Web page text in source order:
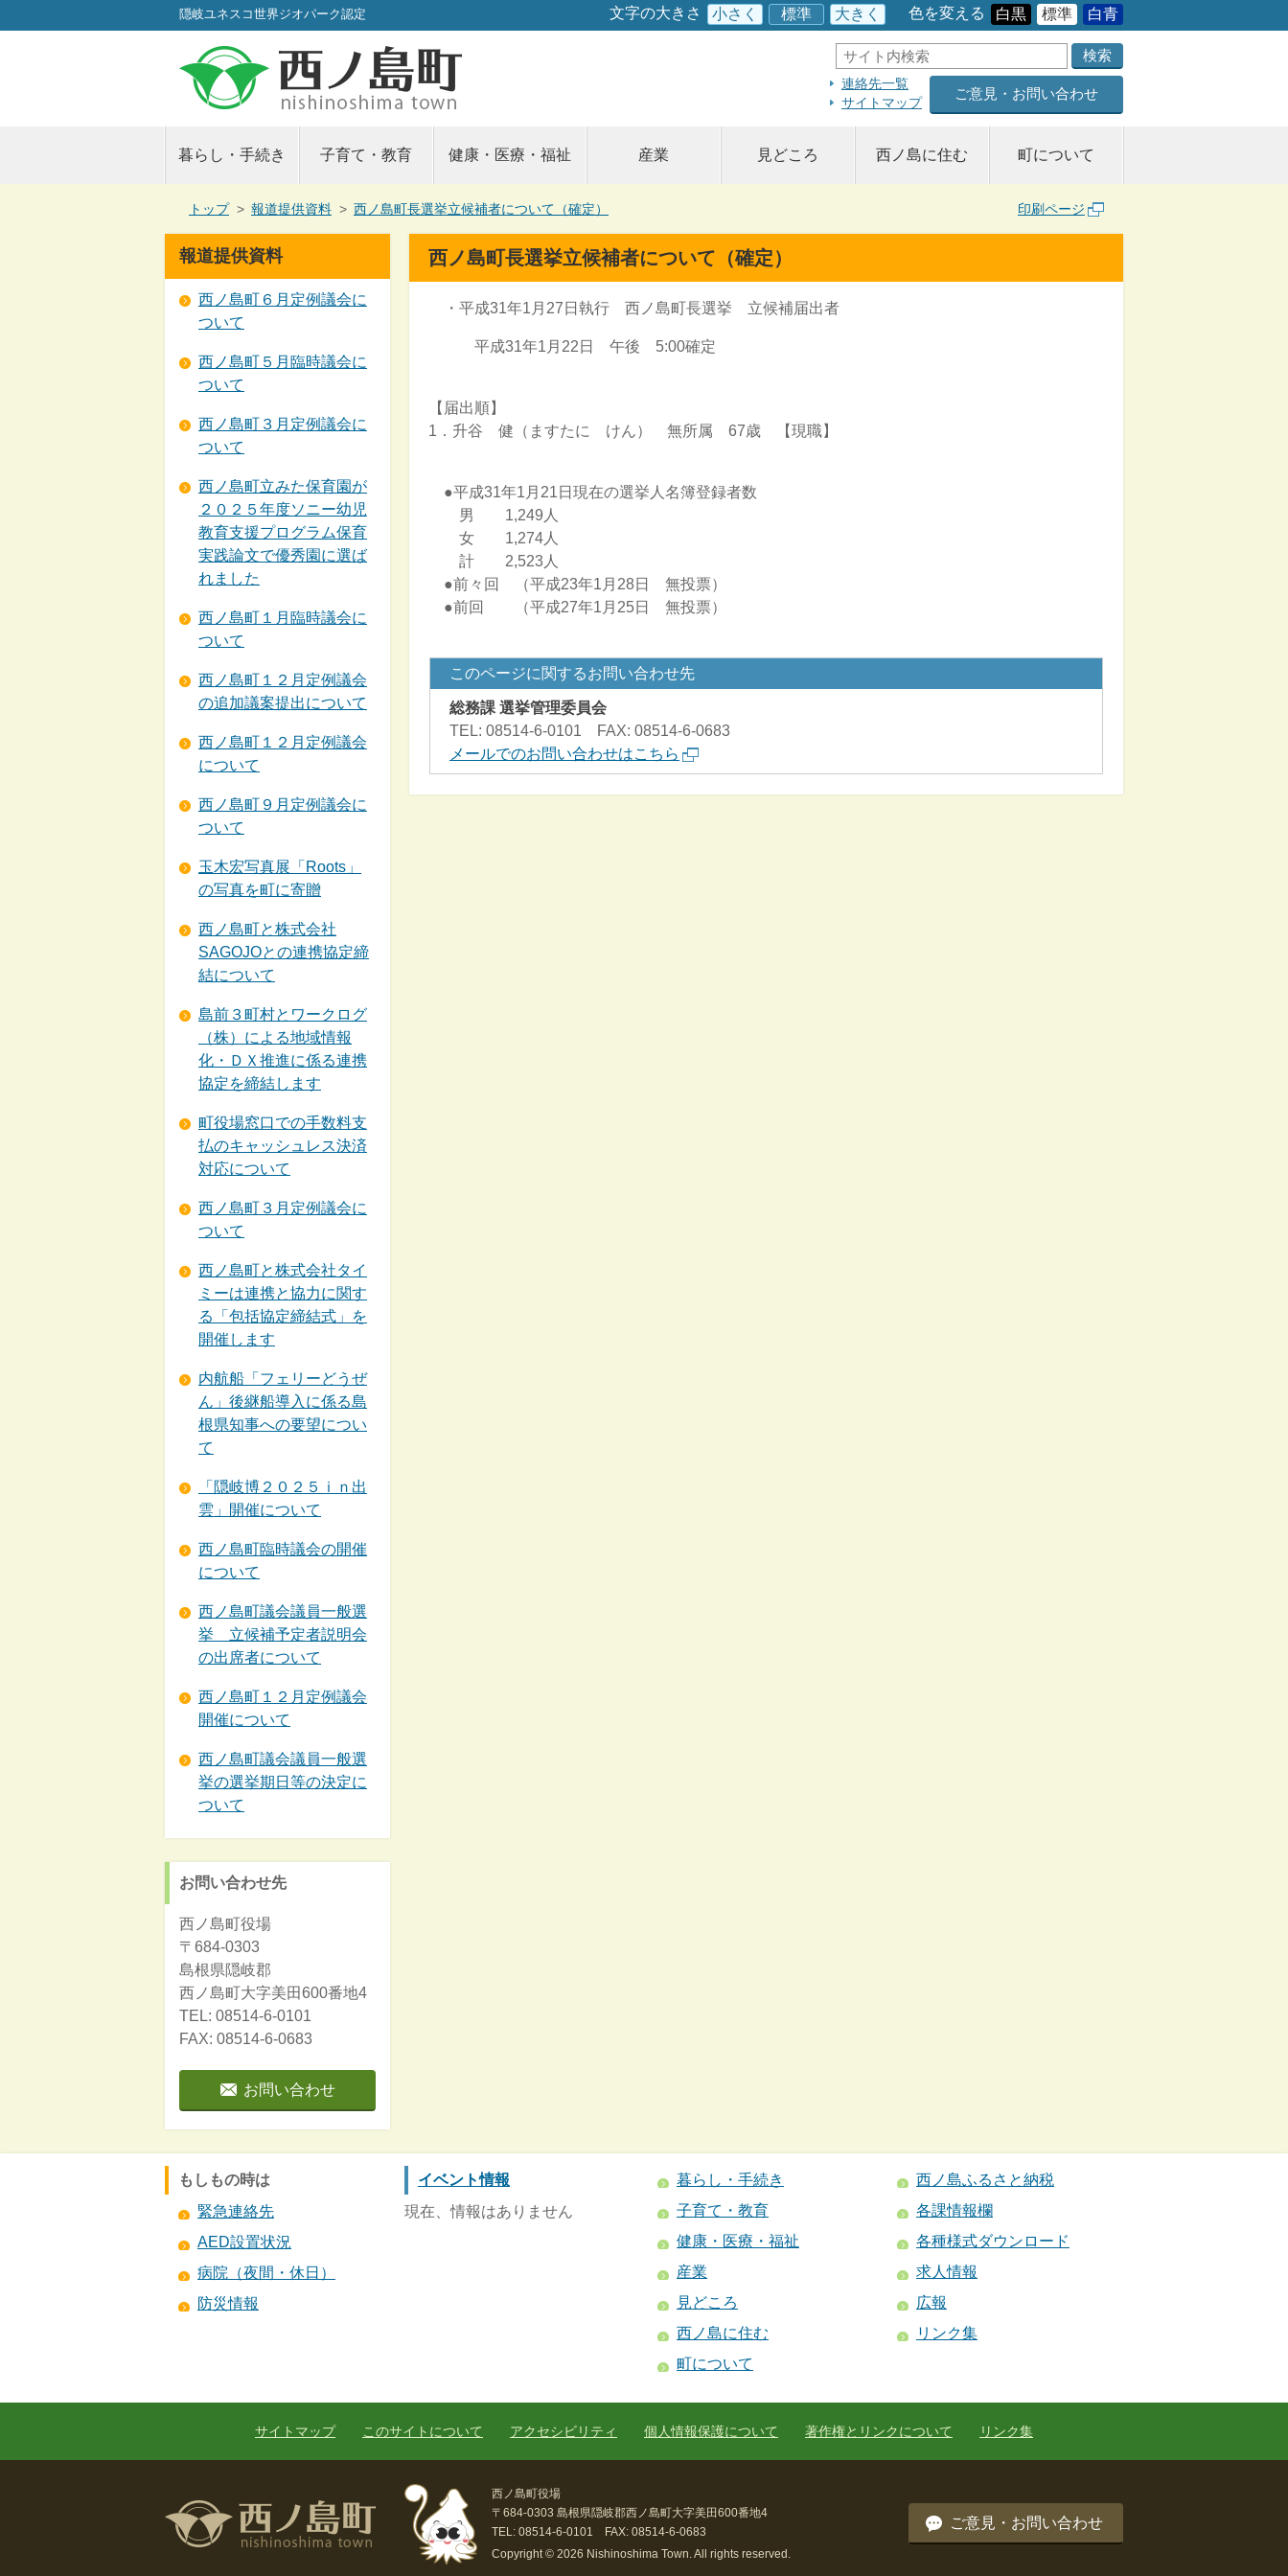
このページの本文へ
隠岐ユネスコ世界ジオパーク認定 文字の大きさ 小さく 標準 大きく 色を変える 白黒 標準 白青
サ
イ
ト
内
検
連絡先一覧
サイトマップ
ご意見・お問い合わせ
暮らし・手続き 子育て・教育 健康・医療・福祉 産業 見どころ 西ノ島に住む 町について
現
の
位
置：
トップ > 報道提供資料 > 西ノ島町長選挙立候補者について（確定） 印刷ページ
西ノ島町長選挙立候補者について（確定）
・平成31年1月27日執行 西ノ島町長選挙 立候補届出者
平成31年1月22日 午後 5:00確定
【届出順】
1．升谷 健（ますたに けん） 無所属 67歳 【現職】
●平成31年1月21日現在の選挙人名簿登録者数
男 1,249人
女 1,274人
計 2,523人
●前々回 （平成23年1月28日 無投票）
●前回 （平成27年1月25日 無投票）
このページに関するお問い合わせ先
総務課 選挙管理委員会
TEL: 08514-6-0101 FAX: 08514-6-0683
メールでのお問い合わせはこちら
報道提供資料
西ノ島町６月定例議会に
ついて
西ノ島町５月臨時議会に
ついて
西ノ島町３月定例議会に
ついて
西ノ島町立みた保育園が
２０２５年度ソニー幼児
教育支援プログラム保育
実践論文で優秀園に選ば
れました
西ノ島町１月臨時議会に
ついて
西ノ島町１２月定例議会
の追加議案提出について
西ノ島町１２月定例議会
について
西ノ島町９月定例議会に
ついて
玉木宏写真展「Roots」
の写真を町に寄贈
西ノ島町と株式会社
SAGOJOとの連携協定締
結について
島前３町村とワークログ
（株）による地域情報
化・ＤＸ推進に係る連携
協定を締結します
町役場窓口での手数料支
払のキャッシュレス決済
対応について
西ノ島町３月定例議会に
ついて
西ノ島町と株式会社タイ
ミーは連携と協力に関す
る「包括協定締結式」を
開催します
内航船「フェリーどうぜ
ん」後継船導入に係る島
根県知事への要望につい
て
「隠岐博２０２５ｉｎ出
雲」開催について
西ノ島町臨時議会の開催
について
西ノ島町議会議員一般選
挙 立候補予定者説明会
の出席者について
西ノ島町１２月定例議会
開催について
西ノ島町議会議員一般選
挙の選挙期日等の決定に
ついて
お問い合わせ先
西ノ島町役場
〒684-0303
島根県隠岐郡
西ノ島町大字美田600番地4
TEL: 08514-6-0101
FAX: 08514-6-0683
お問い合わせ
もしもの時は
緊急連絡先
AED設置状況
病院（夜間・休日）
防災情報
イベント情報
現在、情報はありません
暮らし・手続き
子育て・教育
健康・医療・福祉
産業
見どころ
西ノ島に住む
町について
西ノ島ふるさと納税
各課情報欄
各種様式ダウンロード
求人情報
広報
リンク集
サイトマップ このサイトについて アクセシビリティ 個人情報保護について 著作権とリンクについて リンク集
ご意見・お問い合わせ
西ノ島町役場
〒684-0303 島根県隠岐郡西ノ島町大字美田600番地4
TEL: 08514-6-0101 FAX: 08514-6-0683
Copyright © 2026 Nishinoshima Town. All rights reserved.